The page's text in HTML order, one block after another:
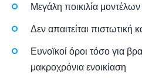
Μεγάλη ποικιλία
Δεν απαιτείται πιστωτική
Ευνοϊκοί όροι τόσο για
μακροχρόνια ενοικίαση